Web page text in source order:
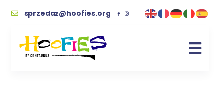
sprzedaz@hoofies.org